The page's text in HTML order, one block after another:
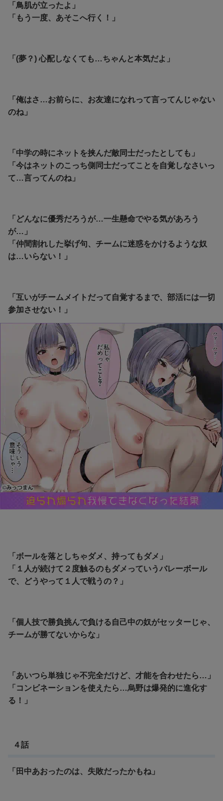
「鳥肌が立ったよ」
「もう一度、あそこへ行く！」
「(夢？) 心配しなくても…ちゃんと本気だよ」
「俺はさ…お前らに、お友達になれって言ってんじゃない
のね」
「中学の時にネットを挟んだ敵同士だったとしても」
「今はネットのこっち側同士だってことを自覚しなさいっ
て…言ってんのね」
「どんなに優秀だろうが…一生懸命でやる気があろう
が…」
「仲間割れした挙げ句、チームに迷惑をかけるような奴
は…いらない！」
「互いがチームメイトだって自覚するまで、部活には一切
参加させない！」
「ボールを落としちゃダメ、持ってもダメ」
「１人が続けて２度触るのもダメっていうバレーボール
で、どうやって１人で戦うの？」
「個人技で勝負挑んで負ける自己中の奴がセッターじゃ、
チームが勝てないからな」
「あいつら単独じゃ不完全だけど、才能を合わせたら…」
「コンビネーションを使えたら…烏野は爆発的に進化す
る！」
４話
「田中あおったのは、失敗だったかもね」